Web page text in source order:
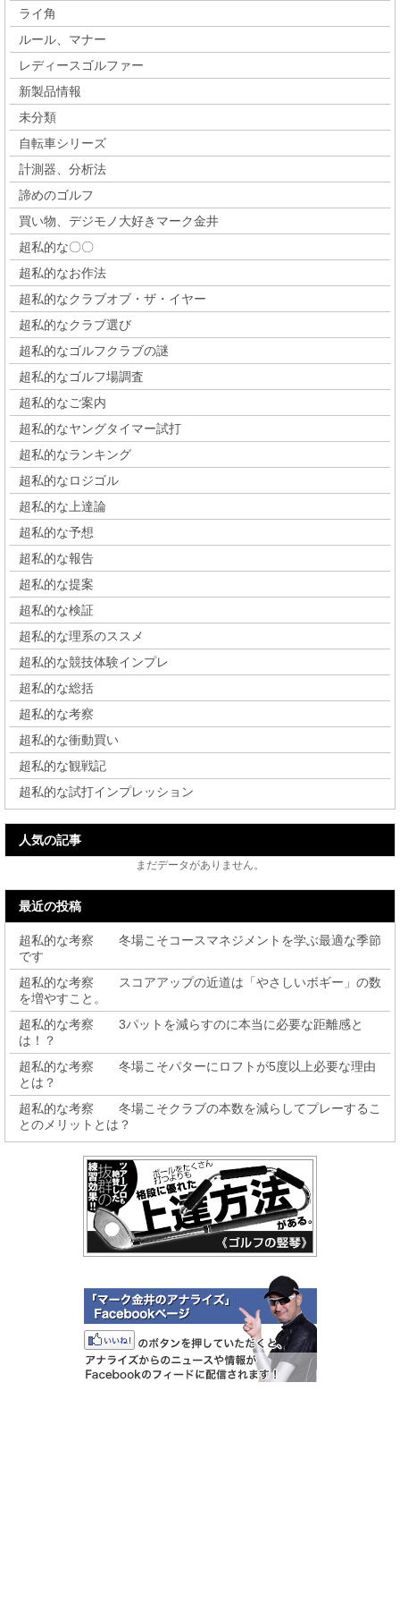
ライ角
ルール、マナー
レディースゴルファー
新製品情報
未分類
自転車シリーズ
計測器、分析法
諦めのゴルフ
買い物、デジモノ大好きマーク金井
超私的な〇〇
超私的なお作法
超私的なクラブオブ・ザ・イヤー
超私的なクラブ選び
超私的なゴルフクラブの謎
超私的なゴルフ場調査
超私的なご案内
超私的なヤングタイマー試打
超私的なランキング
超私的なロジゴル
超私的な上達論
超私的な予想
超私的な報告
超私的な提案
超私的な検証
超私的な理系のススメ
超私的な競技体験インプレ
超私的な総括
超私的な考察
超私的な衝動買い
超私的な観戦記
超私的な試打インプレッション
人気の記事
まだデータがありません。
最近の投稿
超私的な考察 冬場こそコースマネジメントを学ぶ最適な季節
です
超私的な考察 スコアアップの近道は「やさしいボギー」の数
を増やすこと。
超私的な考察 3パットを減らすのに本当に必要な距離感と
は！？
超私的な考察 冬場こそパターにロフトが5度以上必要な理由
とは？
超私的な考察 冬場こそクラブの本数を減らしてプレーするこ
とのメリットとは？